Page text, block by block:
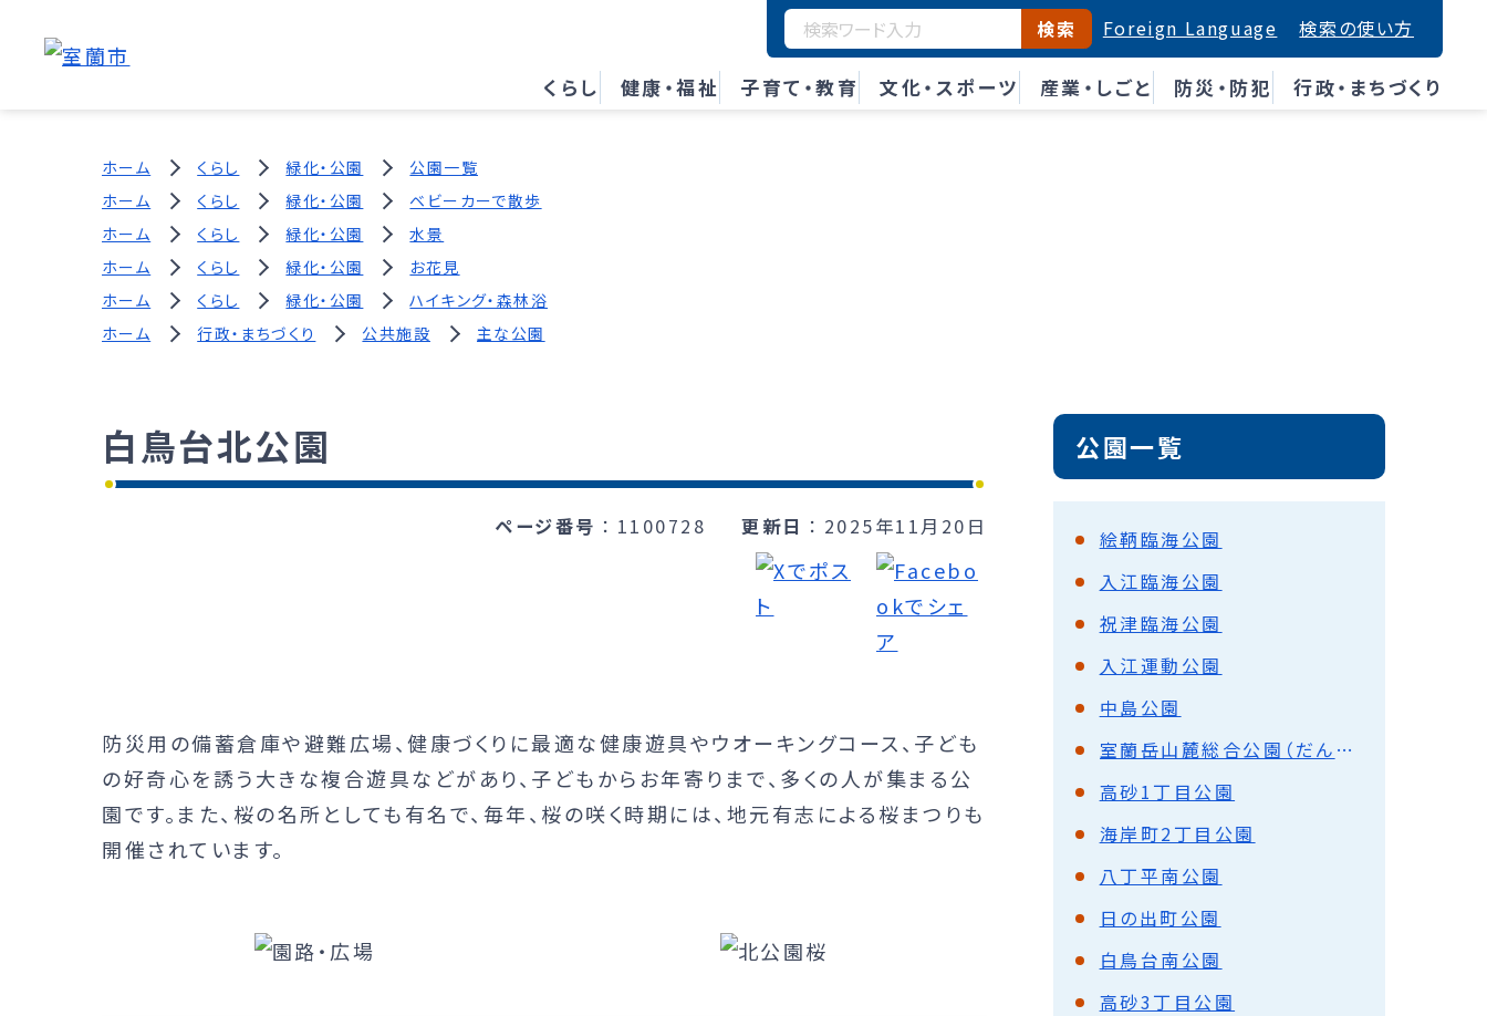
くらし 健康・福祉 子育て・教育 文化・スポーツ 産業・しごと 防災・防犯 行政・まちづくり
検索 Foreign Language 検索の使い方
ホーム くらし 緑化・公園
公園一覧
ホーム
くらし 緑化・公園
ベビーカーで散歩
ホーム
くらし 緑化・公園
水景
ホーム
くらし 緑化・公園
お花見
ホーム
くらし 緑化・公園
ハイキング・森林浴
ホーム
行政・まちづくり 公共施設 主な公園
白鳥台北公園
ページ番号 1100728 更新日 2025年11月20日
防災用の備蓄倉庫や避難広場、健康づくりに最適な健康遊具やウオーキングコース、子ども
の好奇心を誘う大きな複合遊具などがあり、子どもからお年寄りまで、多くの人が集まる公
園です。また、桜の名所としても有名で、毎年、桜の咲く時期には、地元有志による桜まつりも
開催されています。
公園一覧
絵鞆臨海公園
入江臨海公園
祝津臨海公園
入江運動公園
中島公園
室蘭岳山麓総合公園（だんパラ公園）
高砂1丁目公園
海岸町2丁目公園
八丁平南公園
日の出町公園
白鳥台南公園
高砂3丁目公園